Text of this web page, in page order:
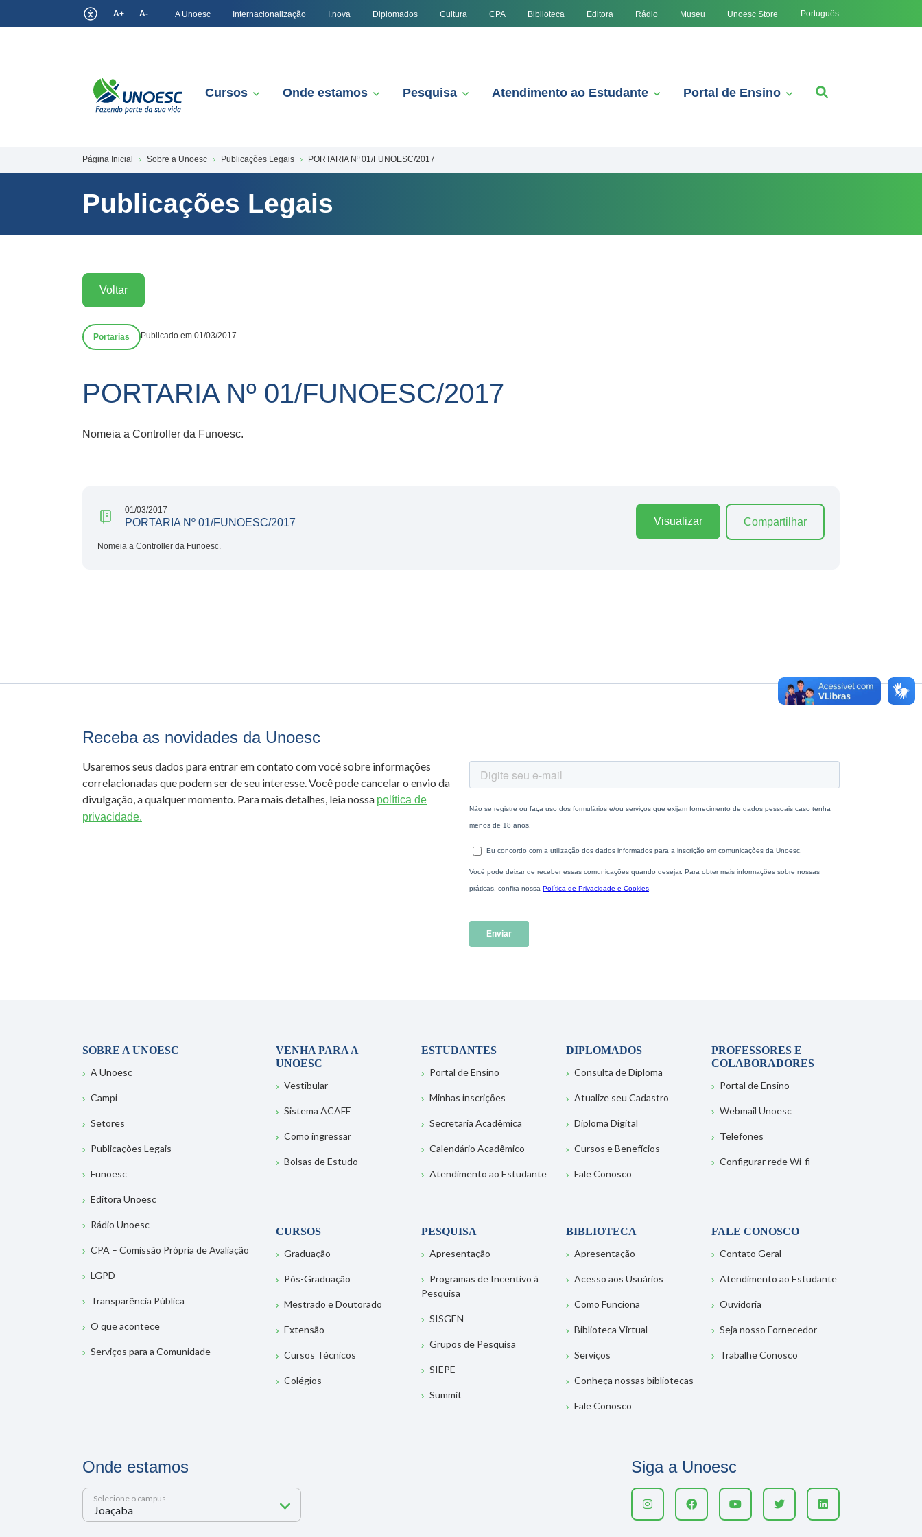
A+ A- A Unoesc Internacionalização I.nova Diplomados Cultura CPA Biblioteca Editora Rádio Museu Unoesc Store Português
Cursos Onde estamos Pesquisa Atendimento ao Estudante Portal de Ensino
Página Inicial Sobre a Unoesc Publicações Legais PORTARIA Nº 01/FUNOESC/2017
Publicações Legais
Voltar
Portarias Publicado em 01/03/2017
PORTARIA Nº 01/FUNOESC/2017
Nomeia a Controller da Funoesc.
01/03/2017
PORTARIA Nº 01/FUNOESC/2017
Nomeia a Controller da Funoesc.
Visualizar Compartilhar
Receba as novidades da Unoesc
Usaremos seus dados para entrar em contato com você sobre informações
correlacionadas que podem ser de seu interesse. Você pode cancelar o envio da
divulgação, a qualquer momento. Para mais detalhes, leia nossa política de
privacidade.
SOBRE A UNOESC
A Unoesc
Campi
Setores
Publicações Legais
Funoesc
Editora Unoesc
Rádio Unoesc
CPA – Comissão Própria de Avaliação
LGPD
Transparência Pública
O que acontece
Serviços para a Comunidade
VENHA PARA A
UNOESC
Vestibular
Sistema ACAFE
Como ingressar
Bolsas de Estudo
ESTUDANTES
Portal de Ensino
Minhas inscrições
Secretaria Acadêmica
Calendário Acadêmico
Atendimento ao Estudante
DIPLOMADOS
Consulta de Diploma
Atualize seu Cadastro
Diploma Digital
Cursos e Benefícios
Fale Conosco
PROFESSORES E
COLABORADORES
Portal de Ensino
Webmail Unoesc
Telefones
Configurar rede Wi-fi
CURSOS
Graduação
Pós-Graduação
Mestrado e Doutorado
Extensão
Cursos Técnicos
Colégios
PESQUISA
Apresentação
Programas de Incentivo à
Pesquisa
SISGEN
Grupos de Pesquisa
SIEPE
Summit
BIBLIOTECA
Apresentação
Acesso aos Usuários
Como Funciona
Biblioteca Virtual
Serviços
Conheça nossas bibliotecas
Fale Conosco
FALE CONOSCO
Contato Geral
Atendimento ao Estudante
Ouvidoria
Seja nosso Fornecedor
Trabalhe Conosco
Onde estamos
Selecione o campus
Siga a Unoesc